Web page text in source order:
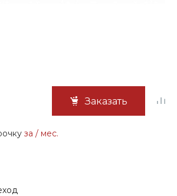
Заказать
за / мес.